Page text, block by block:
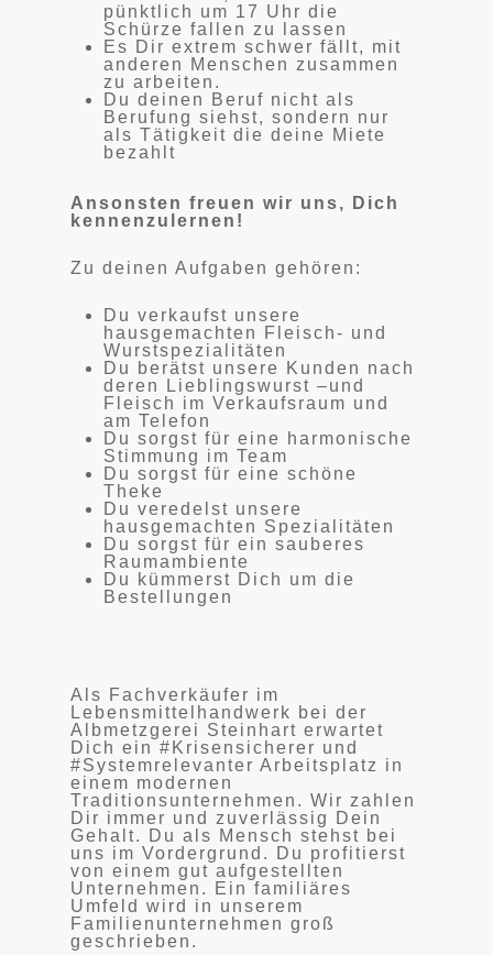
pünktlich um 17 Uhr die
Schürze fallen zu lassen
Es Dir extrem schwer fällt, mit
anderen Menschen zusammen
zu arbeiten.
Du deinen Beruf nicht als
Berufung siehst, sondern nur
als Tätigkeit die deine Miete
bezahlt
Ansonsten freuen wir uns, Dich
kennenzulernen!
Zu deinen Aufgaben gehören:
Du verkaufst unsere
hausgemachten Fleisch- und
Wurstspezialitäten
Du berätst unsere Kunden nach
deren Lieblingswurst –und
Fleisch im Verkaufsraum und
am Telefon
Du sorgst für eine harmonische
Stimmung im Team
Du sorgst für eine schöne
Theke
Du veredelst unsere
hausgemachten Spezialitäten
Du sorgst für ein sauberes
Raumambiente
Du kümmerst Dich um die
Bestellungen
Als Fachverkäufer im
Lebensmittelhandwerk bei der
Albmetzgerei Steinhart erwartet
Dich ein #Krisensicherer und
#Systemrelevanter Arbeitsplatz in
einem modernen
Traditionsunternehmen. Wir zahlen
Dir immer und zuverlässig Dein
Gehalt. Du als Mensch stehst bei
uns im Vordergrund. Du profitierst
von einem gut aufgestellten
Unternehmen. Ein familiäres
Umfeld wird in unserem
Familienunternehmen groß
geschrieben.